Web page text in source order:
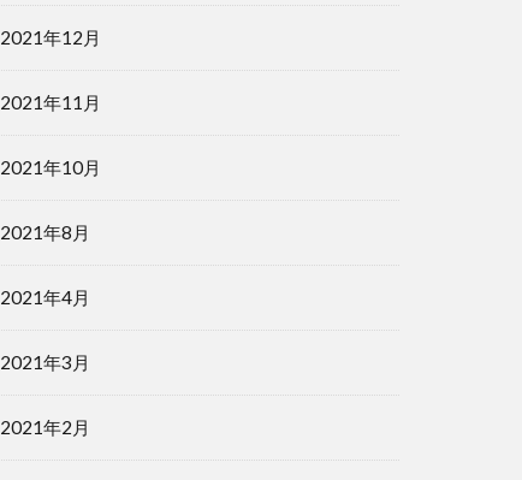
2021年12月
2021年11月
2021年10月
2021年8月
2021年4月
2021年3月
2021年2月